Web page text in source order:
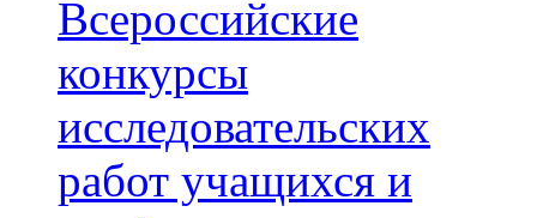
Всероссийские
конкурсы
исследовательских
работ учащихся и